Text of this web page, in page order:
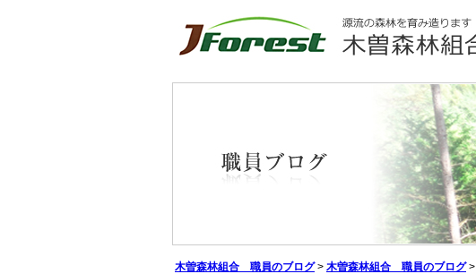
木曽森林組合 職員のブログ> 木曽森林組合 職員のブログ>